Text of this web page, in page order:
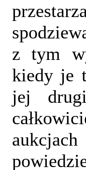
z tym
kiedy je
jej